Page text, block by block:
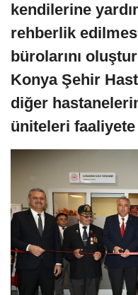
kendilerine
rehberlik
bürolarını
Konya Şehir
diğer
üniteleri